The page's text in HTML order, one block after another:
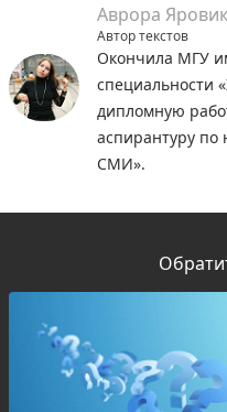
Аврора
Автор текстов
Окончила МГУ
специальности
дипломную
аспирантуру по
СМИ».